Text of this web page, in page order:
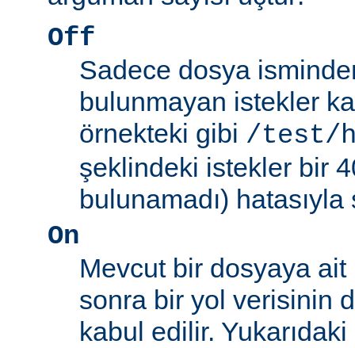
Off
Sadece dosya
bulunmayan istekler
örnekteki gibi /test/
şeklindeki istekler bir
bulunamadı) hatasıyla
On
Mevcut bir dosyaya
sonra bir yol verisinin
kabul edilir.